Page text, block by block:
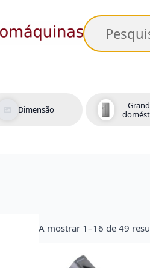
Pesquisar
Dimensão
A mostrar 1–16 de 49